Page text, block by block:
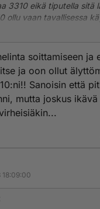
3310 eikä tiputella sitä
ollu vaan tavallisessa
kertaa ja se kyseli
5110 oo ees paljon
soittamiseen ja
ja oon ollut
Sanoisin että
mutta joskus